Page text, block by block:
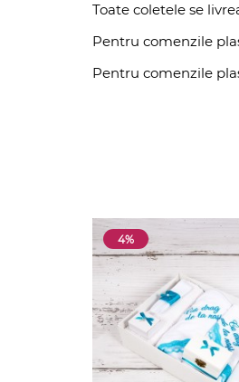
Toate coletele se
Pentru comenzile
Pentru comenzile
4%